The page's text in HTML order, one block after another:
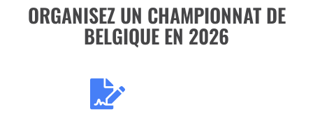
ORGANISEZ UN CHAMPIONNAT DE
BELGIQUE EN 2026